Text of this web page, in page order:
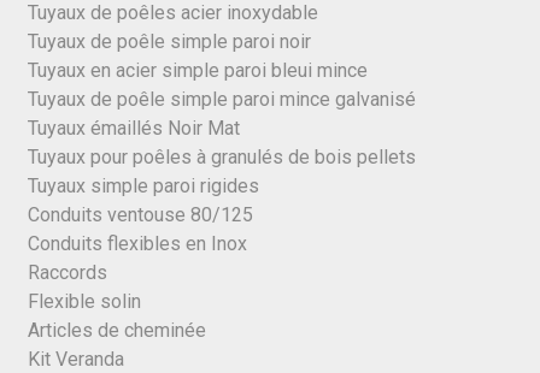
Tuyaux de poêles acier inoxydable
Tuyaux de poêle simple paroi noir
Tuyaux en acier simple paroi bleui mince
Tuyaux de poêle simple paroi mince galvanisé
Tuyaux émaillés Noir Mat
Tuyaux pour poêles à granulés de bois pellets
Tuyaux simple paroi rigides
Conduits ventouse 80/125
Conduits flexibles en Inox
Raccords
Flexible solin
Articles de cheminée
Kit Veranda